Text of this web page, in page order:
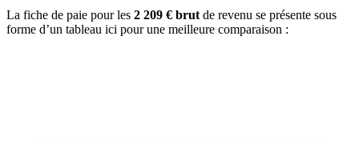
La fiche de paie pour les 2 209 € brut de revenu se présente sous
forme d’un tableau ici pour une meilleure comparaison :